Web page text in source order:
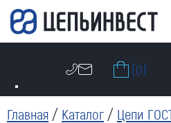
(0)
Главная / Каталог / Цепи